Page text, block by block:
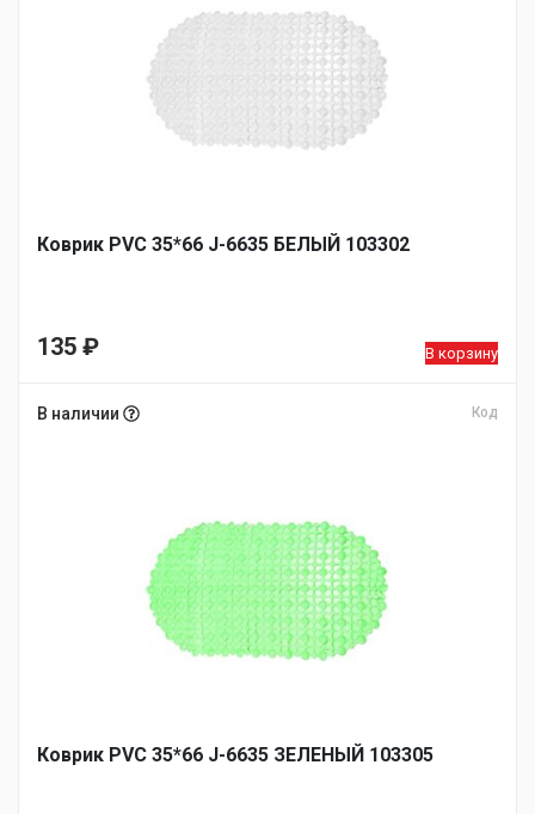
Коврик PVC 35*66 J-6635 БЕЛЫЙ 103302
135 ₽ В корзину
В наличии Код
Коврик PVC 35*66 J-6635 ЗЕЛЕНЫЙ 103305